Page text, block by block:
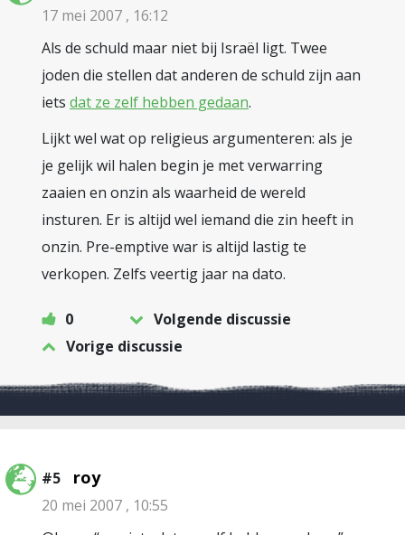
17 mei 2007 , 16:12
Als de schuld maar niet bij Israël ligt. Twee
joden die stellen dat anderen de schuld zijn aan
iets dat ze zelf hebben gedaan.
Lijkt wel wat op religieus argumenteren: als je
je gelijk wil halen begin je met verwarring
zaaien en onzin als waarheid de wereld
insturen. Er is altijd wel iemand die zin heeft in
onzin. Pre-emptive war is altijd lastig te
verkopen. Zelfs veertig jaar na dato.
0
Volgende discussie
Vorige discussie
#5 roy
20 mei 2007 , 10:55